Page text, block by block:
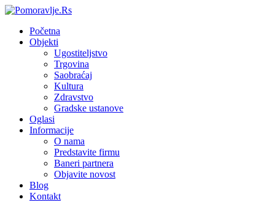
Početna
Objekti
Ugostiteljstvo
Trgovina
Saobraćaj
Kultura
Zdravstvo
Gradske ustanove
Oglasi
Informacije
O nama
Predstavite firmu
Baneri partnera
Objavite novost
Blog
Kontakt